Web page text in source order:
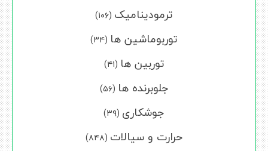
ترمودینامیک (۱۰۶)
توربوماشین ها (۳۴)
توربین ها (۴۱)
جلوبرنده ها (۵۶)
جوشکاری (۳۹)
حرارت و سیالات (۸۴۸)